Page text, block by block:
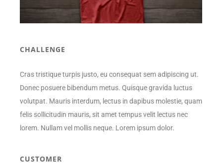
CHALLENGE
Cras tristique turpis justo, eu consequat sem adipiscing ut.
Donec posuere bibendum metus. Quisque gravida luctus
volutpat. Mauris interdum, lectus in dapibus molestie, quam
felis sollicitudin mauris, sit amet tempus velit lectus nec
lorem. Nullam vel mollis neque. Lorem ipsum dolor.
CUSTOMER